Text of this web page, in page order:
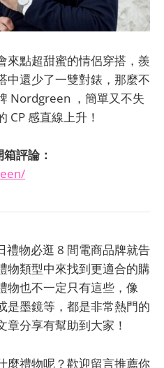
來點超甜蜜的情侶穿搭，羨
中還少了一雙對錶，那麼不
Nordgreen ，簡單又不失
CP 感直線上升！
評論：
禮物必逛 8 間電商品牌就告
物類型中來找到更適合的購
物也不一定只有這些，像
是墨鏡等，都是非常熱門的
分享有幫助到大家！
麼禮物呢？歡迎留言推薦你